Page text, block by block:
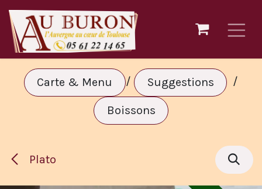
Ir al contenido
Carte & Menu / Suggestions /
Boissons
Plato